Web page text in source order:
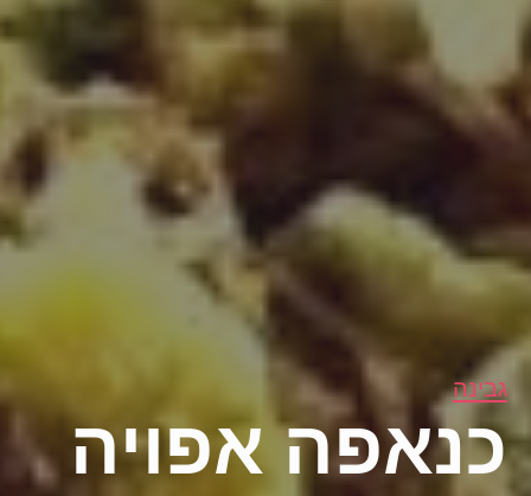
גבינה
כנאפה אפויה